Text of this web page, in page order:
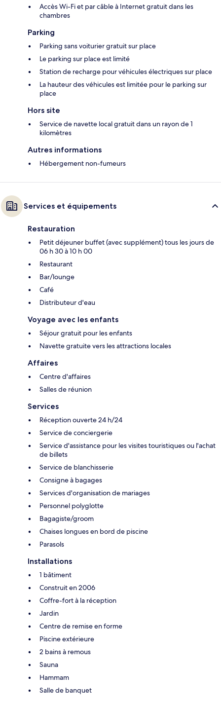
Accès Wi-Fi et par câble à Internet gratuit dans les
chambres
Parking
Parking sans voiturier gratuit sur place
Le parking sur place est limité
Station de recharge pour véhicules électriques sur place
La hauteur des véhicules est limitée pour le parking sur
place
Hors site
Service de navette local gratuit dans un rayon de 1
kilomètres
Autres informations
Hébergement non-fumeurs
Services et équipements
Restauration
Petit déjeuner buffet (avec supplément) tous les jours de
06 h 30 à 10 h 00
Restaurant
Bar/lounge
Café
Distributeur d'eau
Voyage avec les enfants
Séjour gratuit pour les enfants
Navette gratuite vers les attractions locales
Affaires
Centre d'affaires
Salles de réunion
Services
Réception ouverte 24 h/24
Service de conciergerie
Service d'assistance pour les visites touristiques ou l'achat
de billets
Service de blanchisserie
Consigne à bagages
Services d'organisation de mariages
Personnel polyglotte
Bagagiste/groom
Chaises longues en bord de piscine
Parasols
Installations
1 bâtiment
Construit en 2006
Coffre-fort à la réception
Jardin
Centre de remise en forme
Piscine extérieure
2 bains à remous
Sauna
Hammam
Salle de banquet